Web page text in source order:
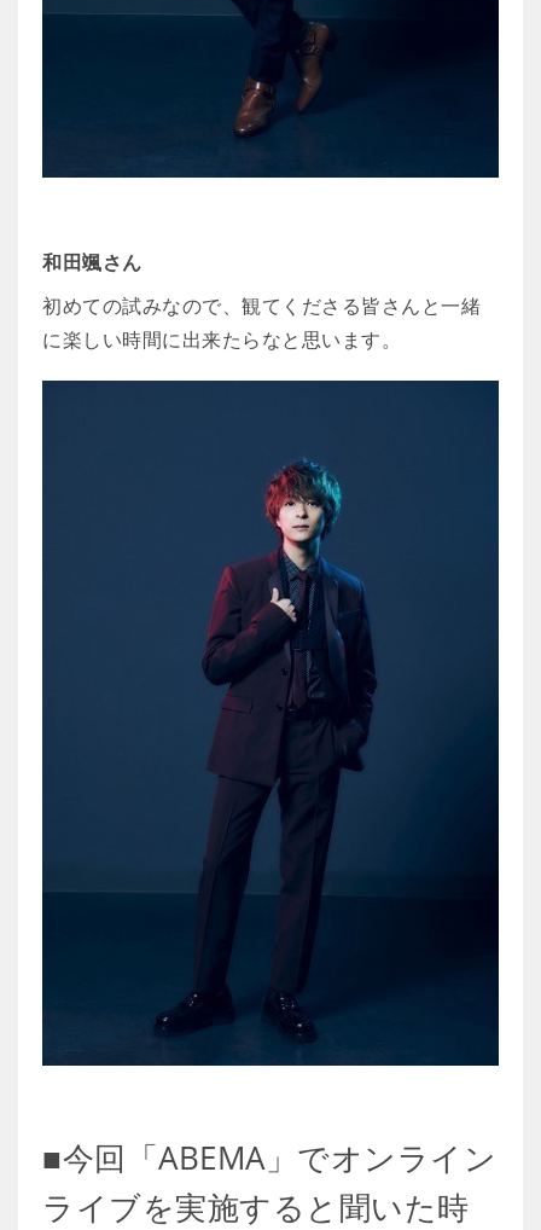
和田颯さん
初めての試みなので、観てくださる皆さんと一緒
に楽しい時間に出来たらなと思います。
■今回「ABEMA」でオンライン
ライブを実施すると聞いた時